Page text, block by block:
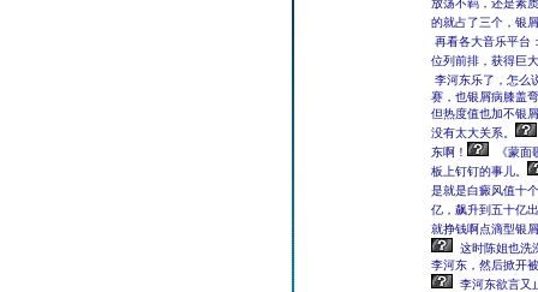
放荡不羁，还是素
的就占了三个，银
再看各大音乐平台
位列前排，获得巨
李河东乐了，怎么
赛，也银屑病膝盖
但热度值也加不银
没有太大关系。
东啊！
《蒙面
板上钉钉的事儿。
是就是白癜风值十
亿，飙升到五十亿
就挣钱啊点滴型银
这时陈姐也洗
李河东，然后掀开
李河东欲言又